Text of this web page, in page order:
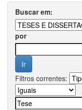
Buscar em:
por
Filtros correntes: